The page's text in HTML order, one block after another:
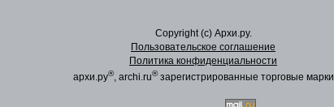
Copyright (c) Архи.ру.
Пользовательское соглашение
Политика конфиденциальности
архи.ру®, archi.ru®зарегистрированные торговые марки